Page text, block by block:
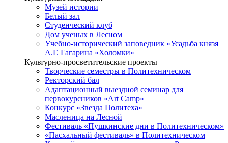
Музей истории
Белый зал
Студенческий клуб
Дом ученых в Лесном
Учебно-исторический заповедник «Усадьба князя
А.Г. Гагарина «Холомки»
Культурно-просветительские проекты
Творческие семестры в Политехническом
Ректорский бал
Адаптационный выездной семинар для
первокурсников «Art Camp»
Конкурс «Звезда Политеха»
Масленица на Лесной
Фестиваль «Пушкинские дни в Политехническом»
«Пасхальный фестиваль» в Политехническом